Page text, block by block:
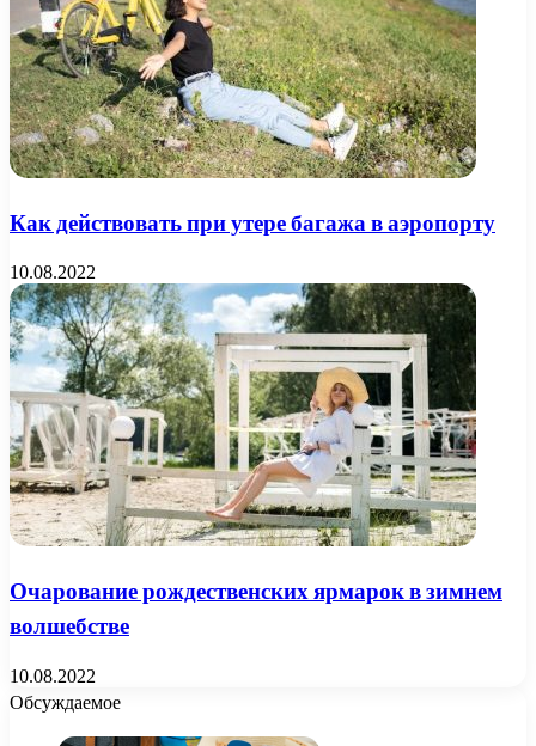
Как действовать при утере багажа в аэропорту
10.08.2022
Очарование рождественских ярмарок в зимнем
волшебстве
10.08.2022
Обсуждаемое